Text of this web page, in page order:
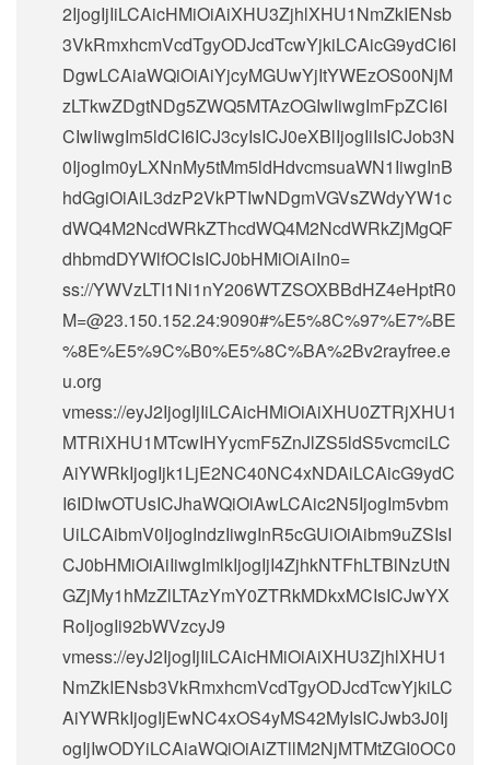
2IjogIjIiLCAicHMiOiAiXHU3ZjhlXHU1NmZkIENsb
3VkRmxhcmVcdTgyODJcdTcwYjkiLCAicG9ydCI6I
DgwLCAiaWQiOiAiYjcyMGUwYjItYWEzOS00NjM
zLTkwZDgtNDg5ZWQ5MTAzOGIwIiwgImFpZCI6I
CIwIiwgIm5ldCI6ICJ3cyIsICJ0eXBlIjogIiIsICJob3N
0IjogIm0yLXNnMy5tMm5ldHdvcmsuaWN1IiwgInB
hdGgiOiAiL3dzP2VkPTIwNDgmVGVsZWdyYW1c
dWQ4M2NcdWRkZThcdWQ4M2NcdWRkZjMgQF
dhbmdDYWlfOCIsICJ0bHMiOiAiIn0=
ss://YWVzLTI1Ni1nY206WTZSOXBBdHZ4eHptR0
M=@23.150.152.24:9090#%E5%8C%97%E7%BE
%8E%E5%9C%B0%E5%8C%BA%2Bv2rayfree.e
u.org
vmess://eyJ2IjogIjIiLCAicHMiOiAiXHU0ZTRjXHU1
MTRiXHU1MTcwIHYycmF5ZnJlZS5ldS5vcmciLC
AiYWRkIjogIjk1LjE2NC40NC4xNDAiLCAicG9ydC
I6IDIwOTUsICJhaWQiOiAwLCAic2N5IjogIm5vbm
UiLCAibmV0IjogIndzIiwgInR5cGUiOiAibm9uZSIsI
CJ0bHMiOiAiIiwgImlkIjogIjI4ZjhkNTFhLTBlNzUtN
GZjMy1hMzZlLTAzYmY0ZTRkMDkxMCIsICJwYX
RoIjogIi92bWVzcyJ9
vmess://eyJ2IjogIjIiLCAicHMiOiAiXHU3ZjhlXHU1
NmZkIENsb3VkRmxhcmVcdTgyODJcdTcwYjkiLC
AiYWRkIjogIjEwNC4xOS4yMS42MyIsICJwb3J0Ij
ogIjIwODYiLCAiaWQiOiAiZTllM2NjMTMtZGI0OC0